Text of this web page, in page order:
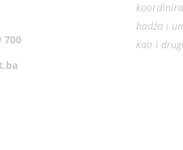
700
hadža i
kao i